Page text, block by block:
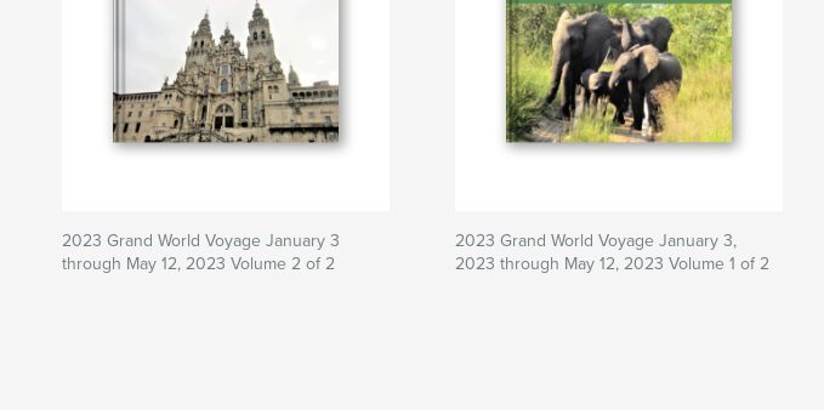
2023 Grand World Voyage January 3
through May 12, 2023 Volume 2 of 2
2023 Grand World Voyage January 3,
2023 through May 12, 2023 Volume 1 of 2